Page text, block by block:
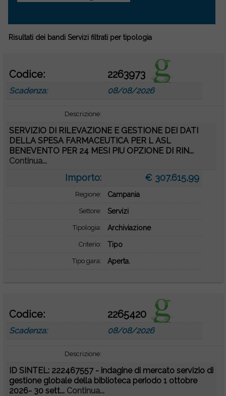
Risultati dei bandi Servizi filtrati per tipologia
Codice: 2263973
Scadenza: 08/08/2026
Descrizione:
SERVIZIO DI RILEVAZIONE E GESTIONE DEI DATI
DELLA SPESA FARMACEUTICA PER L ASL
BENEVENTO PER 24 MESI PIU OPZIONE DI RIN...
Continua...
Importo: € 307.615,99
Regione: Campania
Settore: Servizi
Tipologia: Archiviazione
Criterio: Tipo
Tipo gara: Aperta.
Codice: 2265420
Scadenza: 08/08/2026
Descrizione:
ID SINTEL: 222467557 - indagine di mercato servizio di
gestione globale della biblioteca periodo 1 ottobre
2026- 30 sett... Continua...